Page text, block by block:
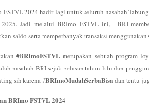
FSTVL 2024 hadir lagi untuk seluruh nasabah
Jadi melalui BRImo FSTVL ini,
BRI
saldo serta memperbanyak transaksi menggunakan
#BRImoFSTVL merupakan sebuah program
nasabah BRI sejak belasan tahun lalu dan
sih karena#BRImoMudahSerbaBisa dan tentu
BRImo FSTVL 2024